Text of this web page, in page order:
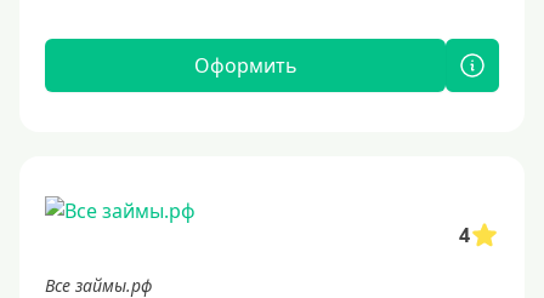
Оформить
4
Все займы.рф